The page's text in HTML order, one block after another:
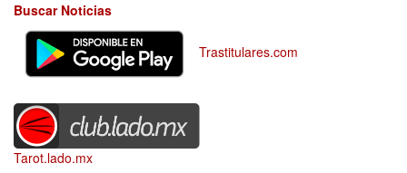
Buscar Noticias
Trastitulares.com
Tarot.lado.mx